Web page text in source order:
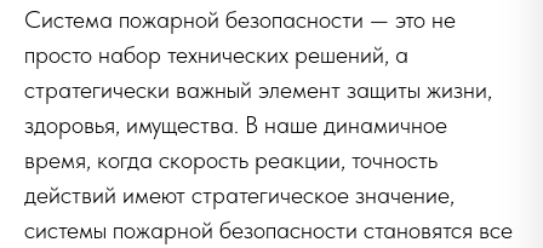
Система пожарной безопасности — это не
просто набор технических решений, а
стратегически важный элемент защиты жизни,
здоровья, имущества. В наше динамичное
время, когда скорость реакции, точность
действий имеют стратегическое значение,
системы пожарной безопасности становятся все